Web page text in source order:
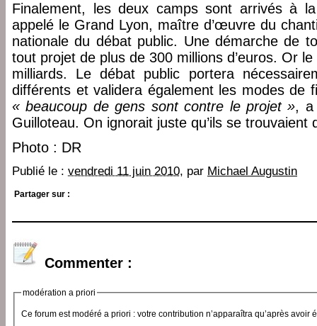
Finalement, les deux camps sont arrivés à
appelé le Grand Lyon, maître d’œuvre du
nationale du débat public. Une démarche de
tout projet de plus de 300 millions d’euros. Or
milliards. Le débat public portera
différents et validera également les modes de
« beaucoup de gens sont contre le projet », a
Guilloteau. On ignorait juste qu’ils se trouvaient
Photo : DR
Publié le : vendredi 11 juin 2010, par Michael Augustin
Partager sur :
Commenter :
modération a priori
Ce forum est modéré a priori : votre contribution n’apparaîtra qu’après avoir